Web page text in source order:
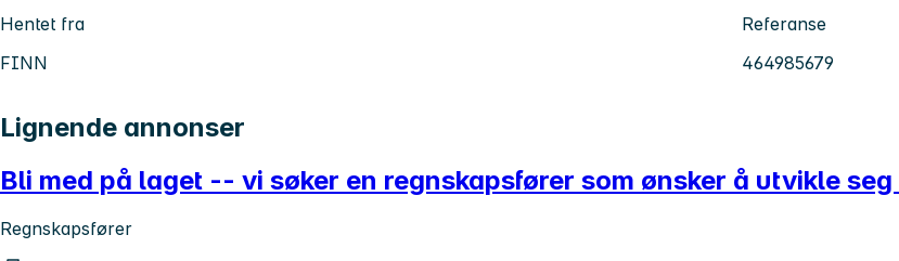
Hentet fra
FINN
Referanse
464985679
Lignende annonser
Bli med på laget -- vi søker en regnskapsfører som ønsker å utvikle seg
Regnskapsfører